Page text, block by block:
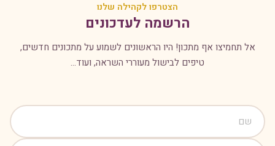
הצטרפו לקהילה שלנו
הרשמה לעדכונים
אל תחמיצו אף מתכון! היו הראשונים לשמוע על מתכונים חדשים,
טיפים לבישול מעוררי השראה, ועוד...